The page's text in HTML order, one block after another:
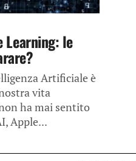
Learning: le
Artificiale è
vita
ha mai sentito
Apple...